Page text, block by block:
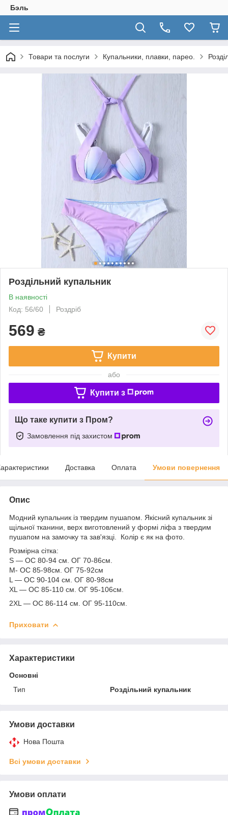
Бэль
Товари та послуги Купальники, плавки, парео.
Роздільний купальник
В наявності
Код: 56/60
Роздріб
569 ₴
Купити
або
Купити з
Що таке купити з Пром?
Замовлення під захистом
Доставка Оплата Умови повернення
Опис
Модний купальник із твердим пушапом. Якісний купальник зі
щільної тканини, верх виготовлений у формі ліфа з твердим
пушапом на замочку та зав'язці. Колір є як на фото.
Розмірна сітка:
S — ОС 80-94 см. ОГ 70-86см.
M- ОС 85-98см. ОГ 75-92см
L — ОС 90-104 см. ОГ 80-98см
XL — ОС 85-110 см. ОГ 95-106см.
2XL — ОС 86-114 см. ОГ 95-110см.
Приховати
Характеристики
Основні
Тип
Роздільний купальник
Умови доставки
Нова Пошта
Всі умови доставки
Умови оплати